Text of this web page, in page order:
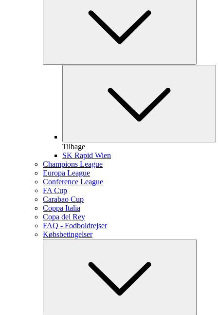
Tilbage
SK Rapid Wien
Champions League
Europa League
Conference League
FA Cup
Carabao Cup
Coppa Italia
Copa del Rey
FAQ - Fodboldrejser
Købsbetingelser